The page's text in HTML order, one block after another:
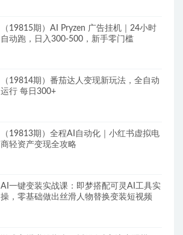
（19815期）AI Pryzen 广告挂机｜24小时
自动跑，日入300-500，新手零门槛
（19814期）番茄达人变现新玩法，全自动
运行 每日300+
（19813期）全程AI自动化｜小红书虚拟电
商轻资产变现全攻略
AI一键变装实战课：即梦搭配可灵AI工具实
操，零基础做出丝滑人物替换变装短视频